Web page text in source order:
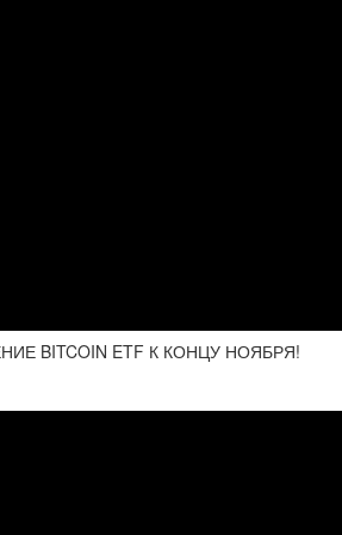
BITCOIN ETF К КОНЦУ НОЯБРЯ!